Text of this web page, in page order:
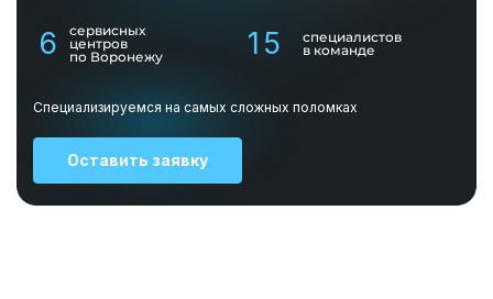
6
сервисных
центров
по Воронежу
15
специалистов
в команде
Специализируемся на самых сложных поломках
Оставить заявку